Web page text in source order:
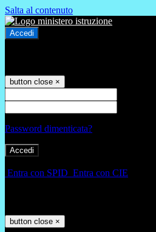
Salta al contenuto
Accedi
button close ×
Password dimenticata?
Entra con SPID Entra con CIE
button close ×